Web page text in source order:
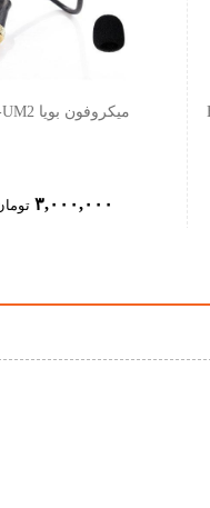
میکروفون بویا By-UM2
۳,۰۰۰,۰۰۰